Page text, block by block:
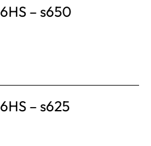
6HS – s650
6HS – s625